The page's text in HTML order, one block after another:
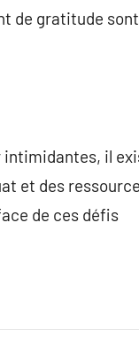
de gratitude
intimidantes, il
et des
de ces défis